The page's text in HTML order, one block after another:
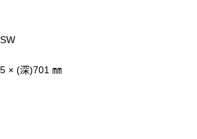
× (深)701 ㎜